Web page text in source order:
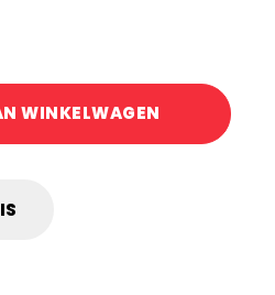
WINKELWAGEN